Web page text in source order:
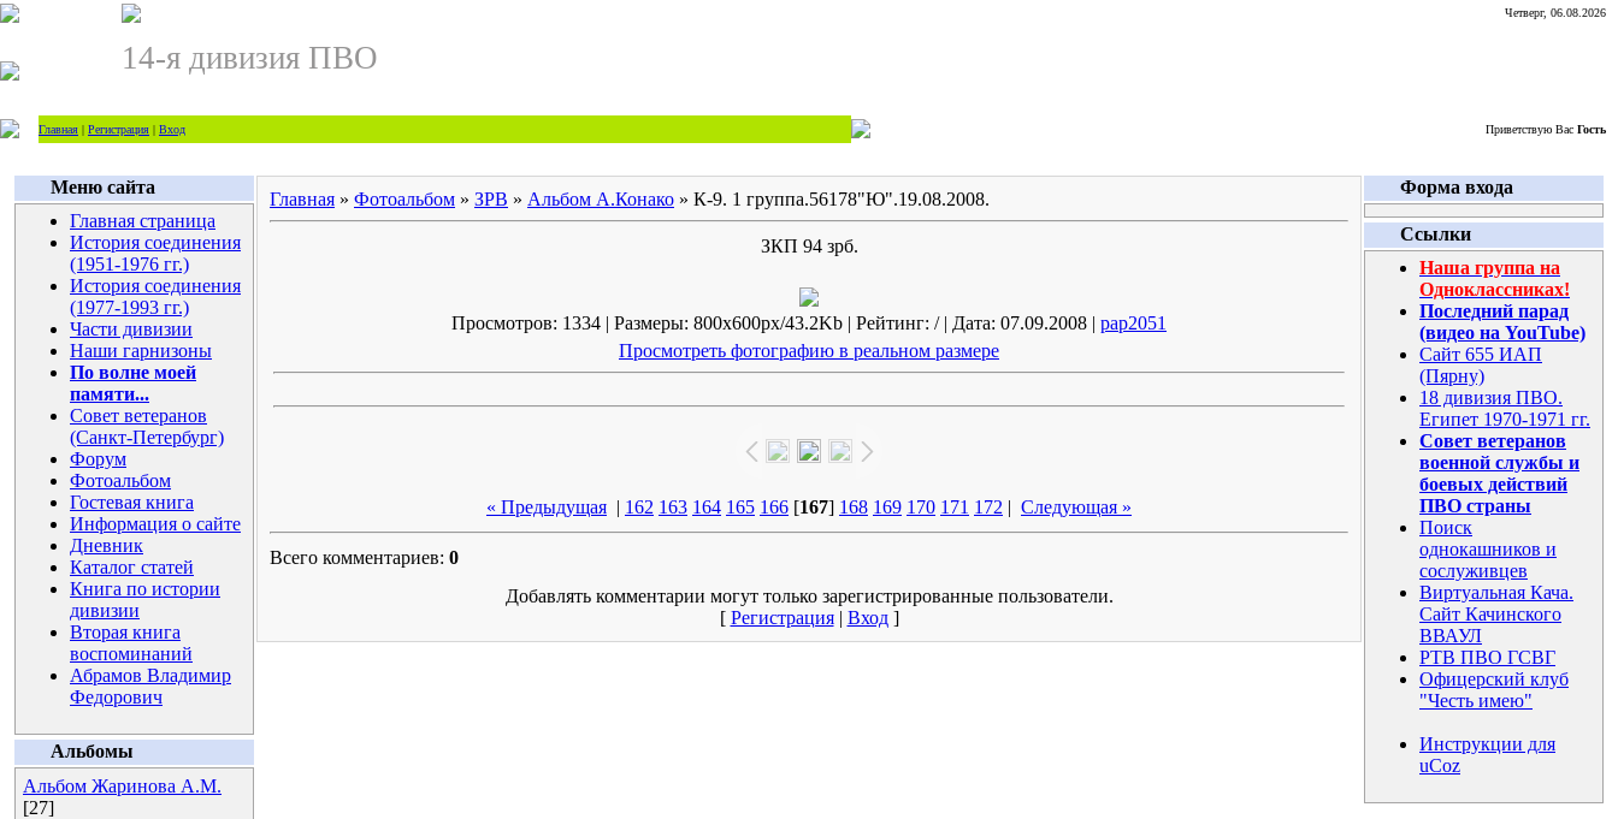
Четверг, 06.08.2026
14-я дивизия ПВО
Главная | Регистрация | Вход Приветствую Вас Гость
Меню сайта
Главная страница
История соединения
(1951-1976 гг.)
История соединения
(1977-1993 гг.)
Части дивизии
Наши гарнизоны
По волне моей
памяти...
Совет ветеранов
(Санкт-Петербург)
Форум
Фотоальбом
Гостевая книга
Информация о сайте
Дневник
Каталог статей
Книга по истории
дивизии
Вторая книга
воспоминаний
Абрамов Владимир
Федорович
Альбомы
Альбом Жаринова А.М.
[27]
Главная » Фотоальбом » ЗРВ » Альбом А.Конако » К-9. 1 группа.56178"Ю".19.08.2008.
ЗКП 94 зрб.
Просмотров: 1334 | Размеры: 800x600px/43.2Kb | Рейтинг: / | Дата: 07.09.2008 | pap2051
Просмотреть фотографию в реальном размере
« Предыдущая | 162 163 164 165 166 [167] 168 169 170 171 172 | Следующая »
Всего комментариев: 0
Добавлять комментарии могут только зарегистрированные пользователи.
[ Регистрация| Вход]
Форма входа
Ссылки
Наша группа на
Одноклассниках!
Последний парад
(видео на YouTube)
Сайт 655 ИАП
(Пярну)
18 дивизия ПВО.
Египет 1970-1971 гг.
Совет ветеранов
военной службы и
боевых действий
ПВО страны
Поиск
однокашников и
сослуживцев
Виртуальная Кача.
Сайт Качинского
ВВАУЛ
РТВ ПВО ГСВГ
Офицерский клуб
"Честь имею"
Инструкции для
uCoz